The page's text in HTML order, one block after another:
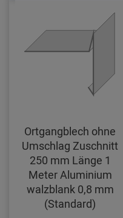
Ortgangblech ohne
Umschlag Zuschnitt
250 mm Länge 1
Meter Aluminium
walzblank 0,8 mm
(Standard)